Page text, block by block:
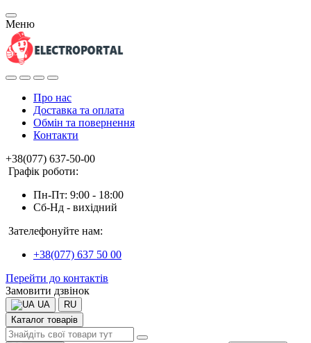
Меню
Про нас
Доставка та оплата
Обмін та повернення
Контакти
+38(077) 637-50-00
Графік роботи:
Пн-Пт: 9:00 - 18:00
Сб-Нд - вихідний
Зателефонуйте нам:
+38(077) 637 50 00
Перейти до контактів
Замовити дзвінок
UA
RU
Каталог товарів